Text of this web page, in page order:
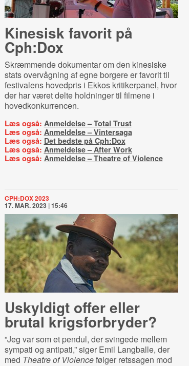
Kinesisk favorit på
Cph:Dox
Skræmmende dokumentar om den kinesiske
stats overvågning af egne borgere er favorit til
festivalens hovedpris i Ekkos kritikerpanel, hvor
der har været delte holdninger til filmene i
hovedkonkurrencen.
Læs også: Anmeldelse – Total Trust
Læs også: Anmeldelse – Vintersaga
Læs også: Det bedste på Cph:Dox
Læs også: Anmeldelse – After Work
Læs også: Anmeldelse – Theatre of Violence
CPH:DOX 2023
17. MAR. 2023 | 15:46
Uskyldigt offer eller
brutal krigsforbryder?
”Jeg var som et pendul, der svingede mellem
sympati og antipati,” siger Emil Langballe, der
med Theatre of Violencefølger retssagen mod